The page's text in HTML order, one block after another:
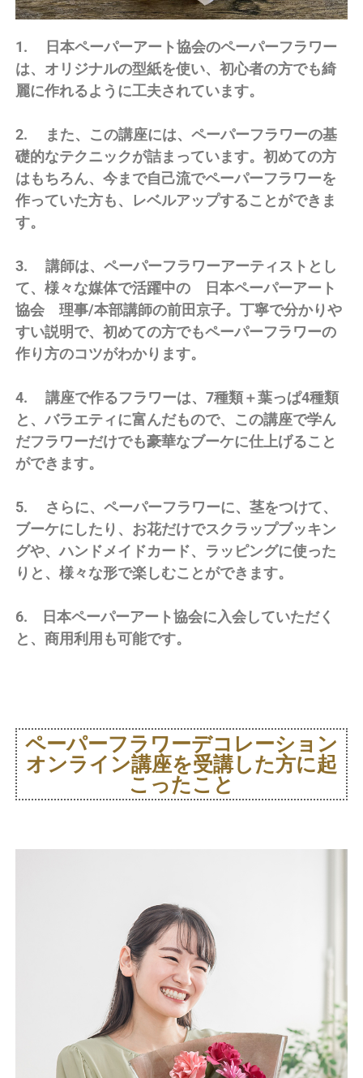
1. 日本ペーパーアート協会のペーパーフラワー
は、オリジナルの型紙を使い、初心者の方でも綺
麗に作れるように工夫されています。
2. また、この講座には、ペーパーフラワーの基
礎的なテクニックが詰まっています。初めての方
はもちろん、今まで自己流でペーパーフラワーを
作っていた方も、レベルアップすることができま
す。
3. 講師は、ペーパーフラワーアーティストとし
て、様々な媒体で活躍中の 日本ペーパーアート
協会 理事/本部講師の前田京子。丁寧で分かりや
すい説明で、初めての方でもペーパーフラワーの
作り方のコツがわかります。
4. 講座で作るフラワーは、7種類＋葉っぱ4種類
と、バラエティに富んだもので、この講座で学ん
だフラワーだけでも豪華なブーケに仕上げること
ができます。
5. さらに、ペーパーフラワーに、茎をつけて、
ブーケにしたり、お花だけでスクラップブッキン
グや、ハンドメイドカード、ラッピングに使った
りと、様々な形で楽しむことができます。
6. 日本ペーパーアート協会に入会していただく
と、商用利用も可能です。
ペーパーフラワーデコレーション
オンライン講座を受講した方に起
こったこと